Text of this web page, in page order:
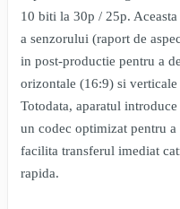
10 biti la 30p / 25p.
a senzorului (raport de
in post-productie pentru a
orizontale (16:9) si
Totodata, aparatul
un codec optimizat pentru
facilita transferul imediat
rapida.